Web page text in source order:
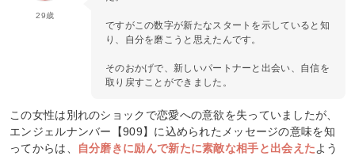
29歳
ですがこの数字が新たなスタートを示していると知
り、自分を磨こうと思えたんです。
そのおかげで、新しいパートナーと出会い、自信を
取り戻すことができました。
この女性は別れのショックで恋愛への意欲を失っていましたが、
エンジェルナンバー【909】に込められたメッセージの意味を知
ってからは、
自分磨きに励んで新たに素敵な相手と出会えたよう